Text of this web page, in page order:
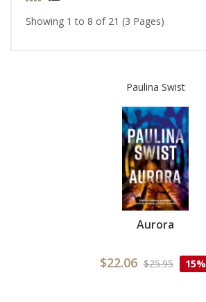
Showing 1 to 8 of 21 (3 Pages)
Paulina Swist
Aurora
$22.06 $25.95 15%